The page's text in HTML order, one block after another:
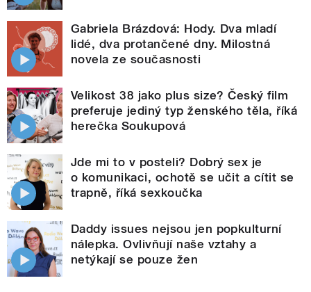
Gabriela Brázdová: Hody. Dva mladí
lidé, dva protančené dny. Milostná
novela ze současnosti
Velikost 38 jako plus size? Český film
preferuje jediný typ ženského těla, říká
herečka Soukupová
Jde mi to v posteli? Dobrý sex je
o komunikaci, ochotě se učit a cítit se
trapně, říká sexkoučka
Daddy issues nejsou jen popkulturní
nálepka. Ovlivňují naše vztahy a
netýkají se pouze žen